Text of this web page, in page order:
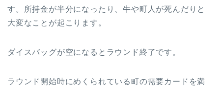
す。所持金が半分になったり、牛や町人が死んだりと
大変なことが起こります。
ダイスバッグが空になるとラウンド終了です。
ラウンド開始時にめくられている町の需要カードを満